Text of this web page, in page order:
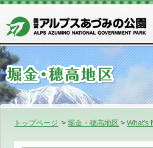
トップページ > 堀金・穂高地区 > What's